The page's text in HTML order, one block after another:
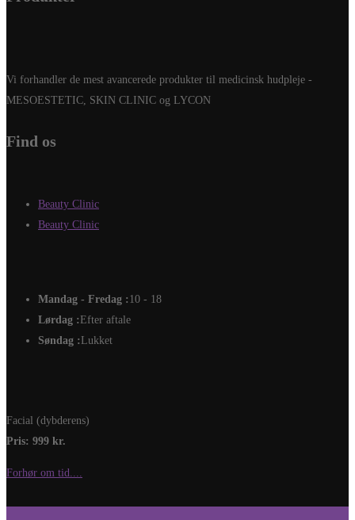
Vi forhandler de mest avancerede produkter til medicinsk hudpleje -
MESOESTETIC, SKIN CLINIC og LYCON
Find os
Beauty Clinic
Beauty Clinic
Mandag - Fredag : 10 - 18
Lørdag : Efter aftale
Søndag : Lukket
Facial (dybderens)
Pris: 999 kr.
Forhør om tid....